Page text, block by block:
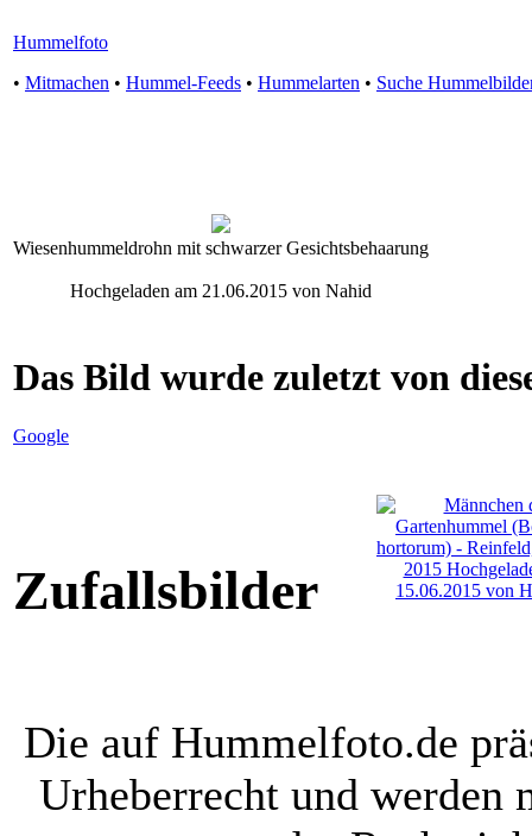
Hummelfoto
• Mitmachen • Hummel-Feeds • Hummelarten • Suche
Wiesenhummeldrohn mit schwarzer Gesichtsbehaarung
Hochgeladen am 21.06.2015 von Nahid
Das Bild wurde zuletzt von
Google
Zufallsbilder
Die auf Hummelfoto.de
Urheberrecht und werden